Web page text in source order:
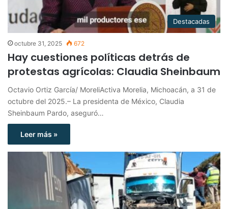
Destacadas
octubre 31, 2025 672
Hay cuestiones políticas detrás de
protestas agrícolas: Claudia Sheinbaum
Octavio Ortiz García/ MoreliActiva Morelia, Michoacán, a 31 de
octubre del 2025.– La presidenta de México, Claudia
Sheinbaum Pardo, aseguró…
Leer más »